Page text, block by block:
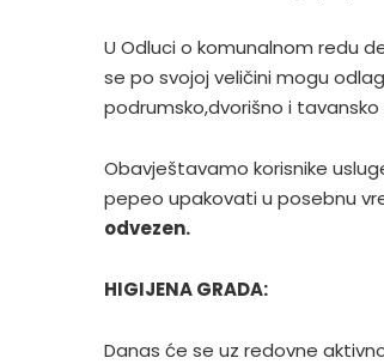
U Odluci o komunalnom redu
se po svojoj veličini mogu
podrumsko,dvorišno i
Obavještavamo korisnike
pepeo upakovati u posebnu
odvezen.
HIGIJENA GRADA:
Danas će se uz redovne